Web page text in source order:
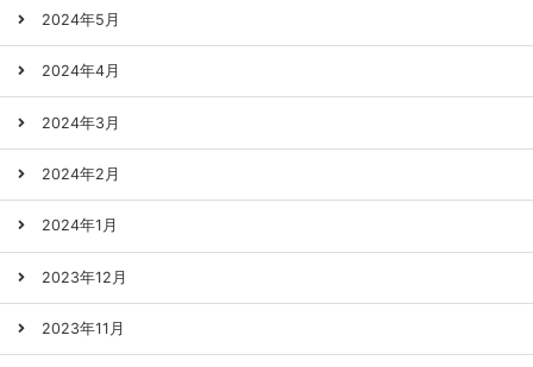
2024年5月
2024年4月
2024年3月
2024年2月
2024年1月
2023年12月
2023年11月